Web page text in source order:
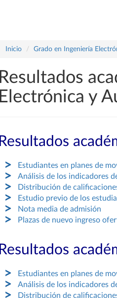
Inicio Grado en Ingeniería
Resultados
Electrónica y
Resultados
Estudiantes en planes de
Análisis de los indicadores
Distribución de
Estudio previo de los
Nota media de admisión
Plazas de nuevo ingreso
Resultados
Estudiantes en planes de
Análisis de los indicadores
Distribución de